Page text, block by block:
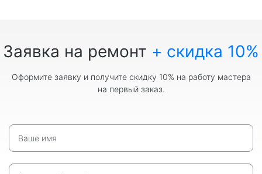
Заявка на ремонт + скидка 10%
Оформите заявку и получите скидку 10% на работу мастера
на первый заказ.